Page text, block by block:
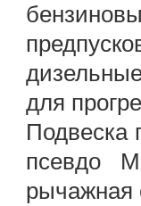
для
Подвеска
псевдо
рычажная